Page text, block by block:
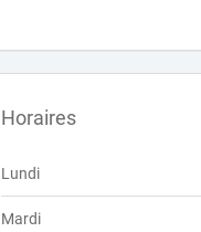
Horaires
Lundi
Mardi